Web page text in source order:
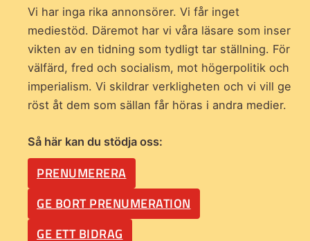
Vi har inga rika annonsörer. Vi får inget
mediestöd. Däremot har vi våra läsare som inser
vikten av en tidning som tydligt tar ställning. För
välfärd, fred och socialism, mot högerpolitik och
imperialism. Vi skildrar verkligheten och vi vill ge
röst åt dem som sällan får höras i andra medier.
Så här kan du stödja oss:
PRENUMERERA
GE BORT PRENUMERATION
GE ETT BIDRAG